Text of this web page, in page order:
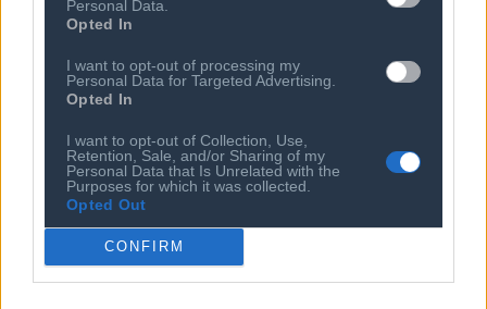
Personal Data.
Opted In
I want to opt-out of processing my
Personal Data for Targeted Advertising.
Opted In
I want to opt-out of Collection, Use,
Retention, Sale, and/or Sharing of my
Personal Data that Is Unrelated with the
Purposes for which it was collected.
Opted Out
CONFIRM
Ποιος είναι ο ΣΕΠΕ
Καταστατικό
Διοικητικό Συμβούλιο/
Διοικητικό Προσωπικό &